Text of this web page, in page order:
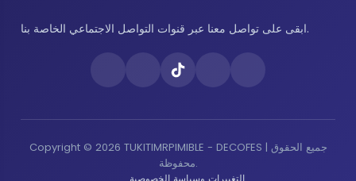
ابقى على تواصل معنا عبر قنوات التواصل الاجتماعي الخاصة بنا.
Copyright © 2026 TUKITIMRPIMIBLE - DECOFES | جميع الحقوق
محفوظة.